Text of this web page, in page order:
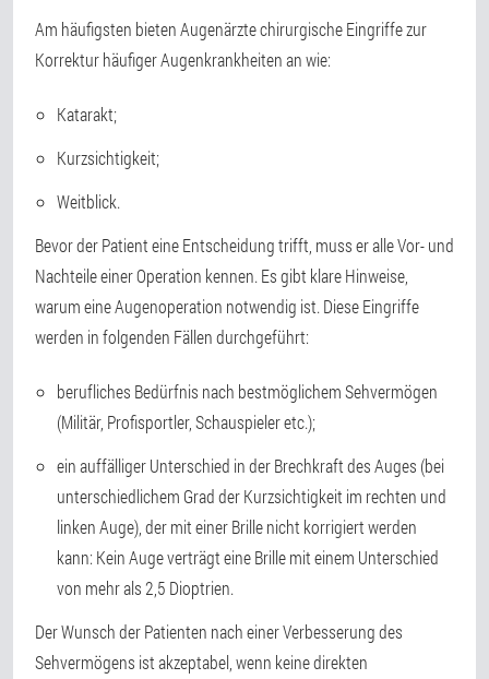
Am häufigsten bieten Augenärzte chirurgische Eingriffe zur
Korrektur häufiger Augenkrankheiten an wie:
Katarakt;
Kurzsichtigkeit;
Weitblick.
Bevor der Patient eine Entscheidung trifft, muss er alle Vor- und
Nachteile einer Operation kennen. Es gibt klare Hinweise,
warum eine Augenoperation notwendig ist. Diese Eingriffe
werden in folgenden Fällen durchgeführt:
berufliches Bedürfnis nach bestmöglichem Sehvermögen
(Militär, Profisportler, Schauspieler etc.);
ein auffälliger Unterschied in der Brechkraft des Auges (bei
unterschiedlichem Grad der Kurzsichtigkeit im rechten und
linken Auge), der mit einer Brille nicht korrigiert werden
kann: Kein Auge verträgt eine Brille mit einem Unterschied
von mehr als 2,5 Dioptrien.
Der Wunsch der Patienten nach einer Verbesserung des
Sehvermögens ist akzeptabel, wenn keine direkten